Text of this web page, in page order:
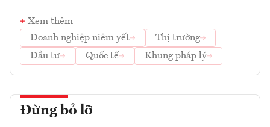
Xem thêm
Doanh nghiệp niêm yết
Thị trường
Đầu tư
Quốc tế Khung pháp lý
Đừng bỏ lỡ